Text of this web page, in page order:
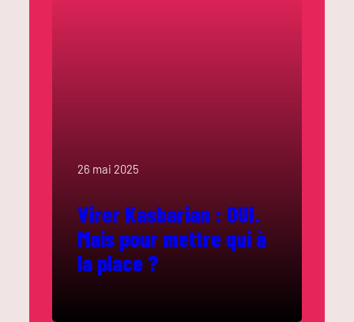
26 mai 2025
Virer Kasbarian : OUI.
Mais pour mettre qui à
la place ?